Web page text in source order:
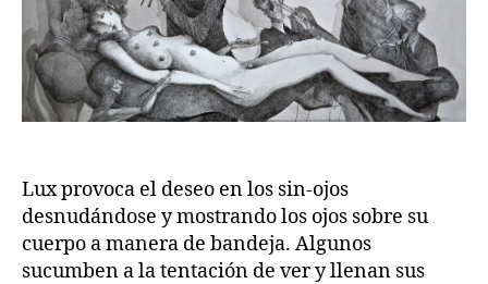
Lux provoca el deseo en los sin-ojos
desnudándose y mostrando los ojos sobre su
cuerpo a manera de bandeja. Algunos
sucumben a la tentación de ver y llenan sus